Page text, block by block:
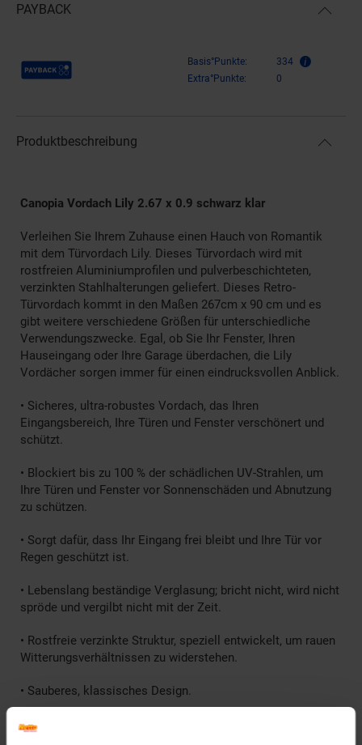
PAYBACK
Payback Punkte Basis°Punkte:
334
Extra°Punkte:
0
Produktbeschreibung
Canopia Vordach Lily 2.67 x 0.9 schwarz klar
Verleihen Sie Ihrem Zuhause einen Hauch von Romantik
mit dem Türvordach Lily. Dieses Türvordach wird mit
rostfreien Aluminiumprofilen und pulverbeschichteten,
verzinkten Stahlhalterungen geliefert. Dieses Retro-
Türvordach kommt in den Maßen 267cm x 90 cm und es
gibt weitere verschiedene Größen für unterschiedliche
Verwendungszwecke. Egal, ob Sie Ihr Fenster, Ihren
Hauseingang oder Ihre Garage überdachen, die Lily
Vordächer sorgen immer für einen eindrucksvollen Anblick.
• Sicheres, ultra-robustes Vordach, das Ihren
Eingangsbereich, Ihre Türen und Fenster verschönert und
schützt.
• Blockiert bis zu 100 % der schädlichen UV-Strahlen, um
Ihre Türen und Fenster vor Sonnenschäden und Abnutzung
zu schützen.
• Sorgt dafür, dass Ihr Eingang frei bleibt und Ihre Tür vor
Regen geschützt ist.
• Lebenslang beständige Verglasung; bricht nicht, wird nicht
spröde und vergilbt nicht mit der Zeit.
• Rostfreie verzinkte Struktur, speziell entwickelt, um rauen
Witterungsverhältnissen zu widerstehen.
• Sauberes, klassisches Design.
• Einfacher und sicherer Bausatz für die DIY-Montage.